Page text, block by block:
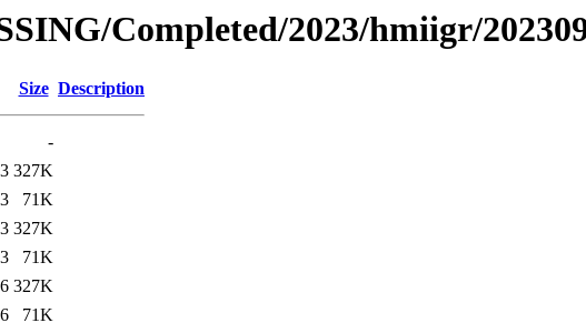
Completed/2023/hmiigr/
Size Description
-
327K
71K
327K
71K
327K
71K